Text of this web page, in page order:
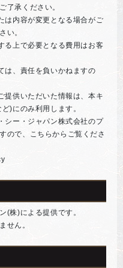
了承ください。
は内容が変更となる場合がご
い。
る上で必要となる費用はお客
は、責任を負いかねますの
提供いただいた情報は、本キ
)にのみ利用します。
シー・ジャパン株式会社のプ
ので、こちらからご覧くださ
(株)による提供です。
せん。